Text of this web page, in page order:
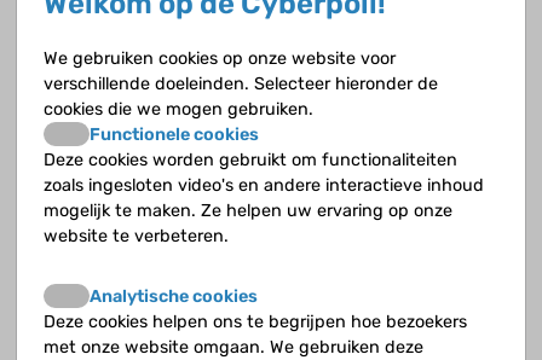
Gedragsproblemen
Interview:
Ik werd vreselijk boos om niets
We gebruiken cookies op onze website voor
verschillende doeleinden. Selecteer hieronder de
cookies die we mogen gebruiken.
Functionele cookies
Deze cookies worden gebruikt om functionaliteiten
zoals ingesloten video's en andere interactieve inhoud
mogelijk te maken. Ze helpen uw ervaring op onze
website te verbeteren.
Analytische cookies
Deze cookies helpen ons te begrijpen hoe bezoekers
met onze website omgaan. We gebruiken deze